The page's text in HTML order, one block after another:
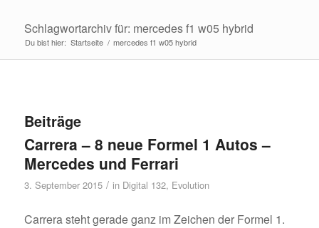
Schlagwortarchiv für: mercedes f1 w05 hybrid
Du bist hier: Startseite / mercedes f1 w05 hybrid
Beiträge
Carrera – 8 neue Formel 1 Autos –
Mercedes und Ferrari
3. September 2015 / in Digital 132, Evolution
Carrera steht gerade ganz im Zeichen der Formel 1.